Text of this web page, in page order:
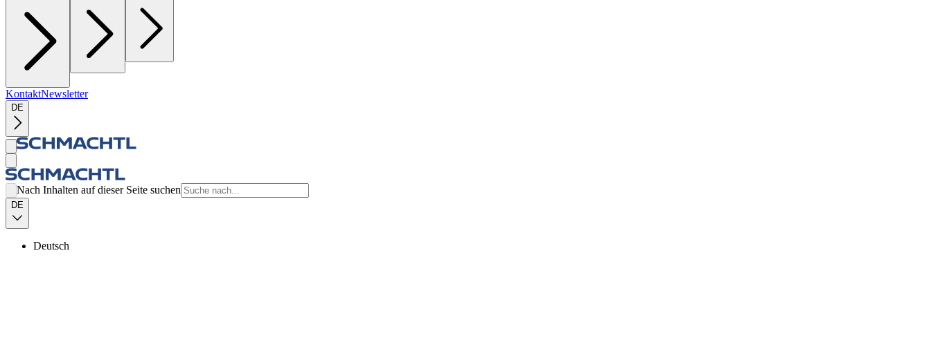
KontaktNewsletter
DE
Nach Inhalten auf dieser Seite suchen
DE
Deutsch